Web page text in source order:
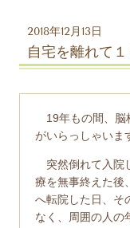
2018年12月13日
自宅を離れて
19年もの間、脳
がいらっしゃいま
突然倒れて入院
療を無事終えた後
へ転院した日、そ
なく、周囲の人の